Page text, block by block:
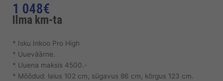
1 048€
Ilma km-ta
* Isku Inkoo Pro High
* Uueväärne.
* Uuena maksis 4500.-
* Mõõdud: laius 102 cm, sügavus 86 cm, kõrgus 123 cm.